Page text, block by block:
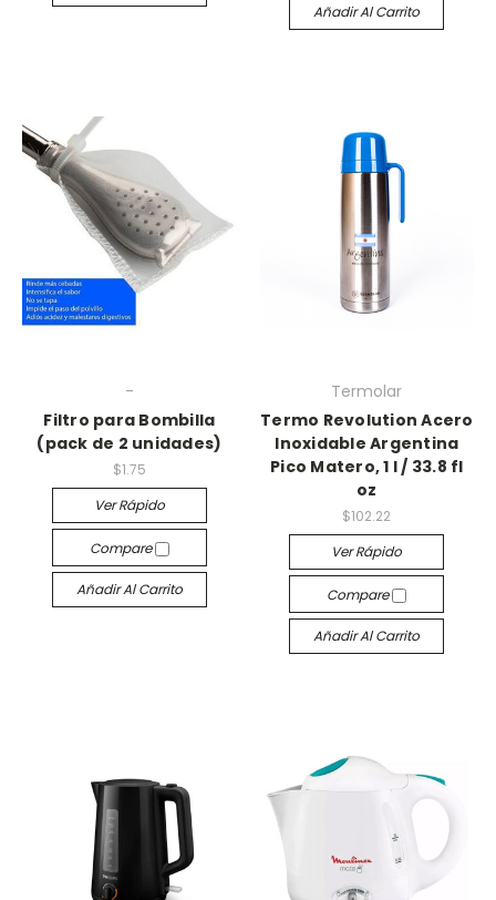
Añadir Al Carrito
-
Filtro para Bombilla
(pack de 2 unidades)
$1.75
Ver Rápido
Compare
Añadir Al Carrito
Termolar
Termo Revolution Acero
Inoxidable Argentina
Pico Matero, 1 l / 33.8 fl
oz
$102.22
Ver Rápido
Compare
Añadir Al Carrito